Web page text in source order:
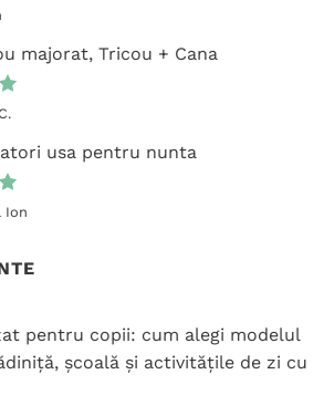
majorat, Tricou + Cana
usa pentru nunta
Ion
pentru copii: cum alegi modelul
școală și activitățile de zi cu